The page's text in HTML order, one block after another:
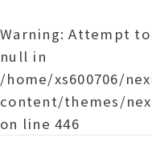
Warning: Attempt
null in
/home/xs600706/
content/themes/
on line446